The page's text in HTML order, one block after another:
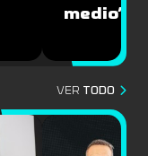
medio”
VER TODO